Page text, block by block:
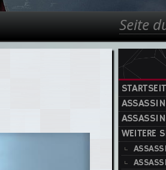
Suche
WEITERE